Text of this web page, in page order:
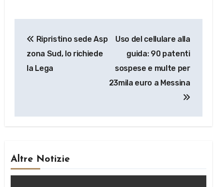
articoli
Ripristino sede Asp
zona Sud, lo richiede
la Lega
Uso del cellulare alla
guida: 90 patenti
sospese e multe per
23mila euro a Messina
Altre Notizie